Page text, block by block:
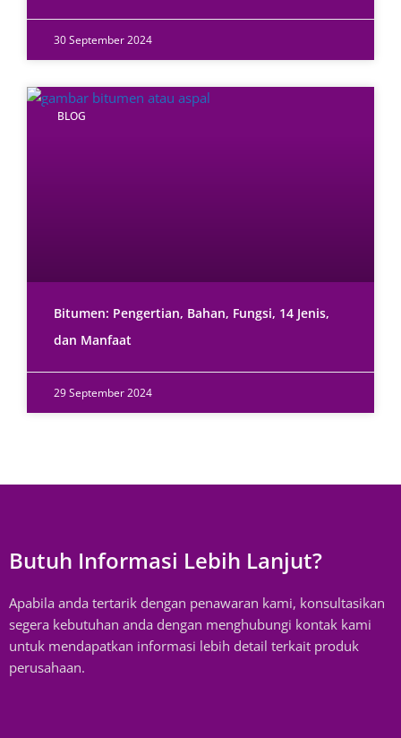
30 September 2024
BLOG
Bitumen: Pengertian, Bahan, Fungsi, 14 Jenis,
dan Manfaat
29 September 2024
Butuh Informasi Lebih Lanjut?
Apabila anda tertarik dengan penawaran kami, konsultasikan
segera kebutuhan anda dengan menghubungi kontak kami
untuk mendapatkan informasi lebih detail terkait produk
perusahaan.